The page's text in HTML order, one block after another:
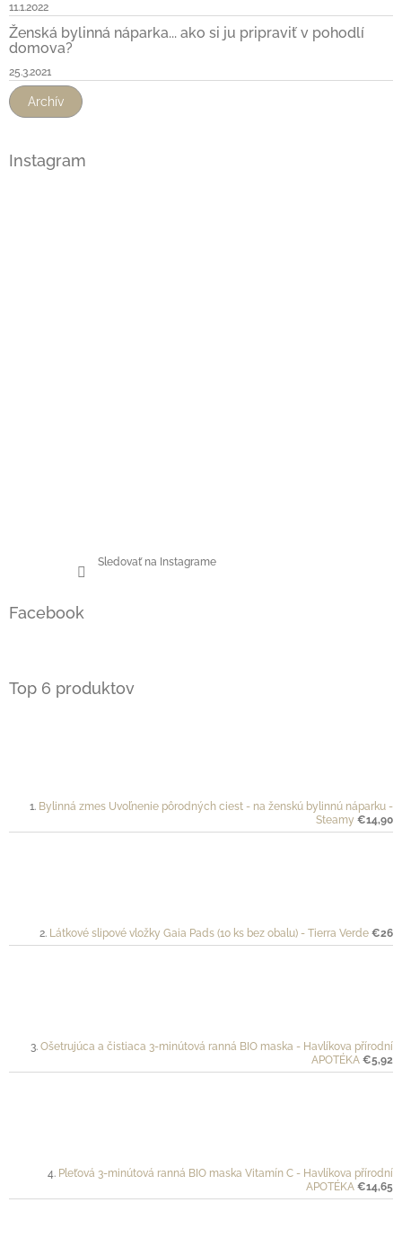
11.1.2022
Ženská bylinná náparka... ako si ju pripraviť v pohodlí
domova?
25.3.2021
Archív
Instagram
Sledovať na Instagrame
Facebook
Top 6 produktov
Bylinná zmes Uvoľnenie pôrodných ciest - na ženskú bylinnú náparku -
Steamy €14,90
Látkové slipové vložky Gaia Pads (10 ks bez obalu) - Tierra Verde €26
Ošetrujúca a čistiaca 3-minútová ranná BIO maska - Havlíkova přírodní
APOTÉKA €5,92
Pleťová 3-minútová ranná BIO maska Vitamín C - Havlíkova přírodní
APOTÉKA €14,65